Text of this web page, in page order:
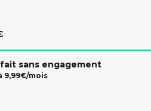
sans engagement
9,99€/mois